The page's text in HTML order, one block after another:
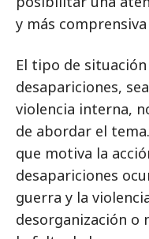
y más
El tipo de
desapariciones,
violencia interna,
de abordar el
que motiva la
desapariciones
guerra y la
desorganización o